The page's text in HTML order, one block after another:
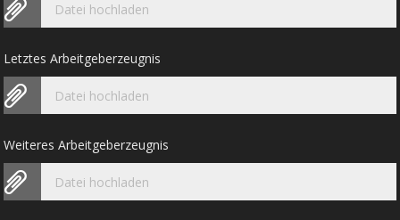
Datei hochladen
Letztes Arbeitgeberzeugnis
Datei hochladen
Weiteres Arbeitgeberzeugnis
Datei hochladen